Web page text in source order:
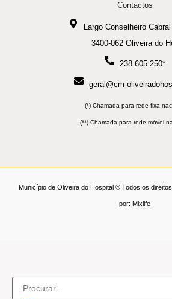
Contactos
Largo Conselheiro
3400-062 Oliveira do
238 605 250*
geral@cm-
(*) Chamada para rede fixa
(**) Chamada para rede móvel
Município de Oliveira do Hospital © Todos os
por: Mixlife